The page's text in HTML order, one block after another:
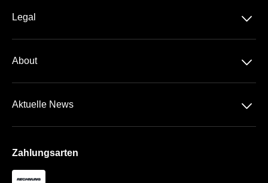
Travel
Legal 􀆈
Impressum
About 􀆈
Aktuelle News 􀆈
Zahlungsarten